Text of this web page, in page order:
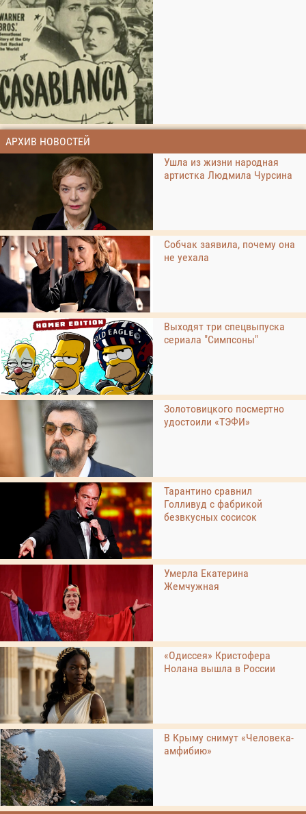
АРХИВ НОВОСТЕЙ
Ушла из жизни народная
артистка Людмила Чурсина
Собчак заявила, почему она
не уехала
Выходят три спецвыпуска
сериала "Симпсоны"
Золотовицкого посмертно
удостоили «ТЭФИ»
Тарантино сравнил
Голливуд с фабрикой
безвкусных сосисок
Умерла Екатерина
Жемчужная
«Одиссея» Кристофера
Нолана вышла в России
В Крыму снимут «Человека-
амфибию»